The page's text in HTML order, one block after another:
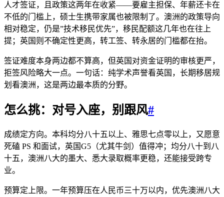
人才签证，且政策这两年在收紧——要雇主担保、年薪还卡在
不低的门槛上，硕士生携带家属也被限制了。澳洲的政策导向
相对稳定，仍是”技术移民优先”，移民配额这几年也在往上
提；英国则不确定性更高，转工签、转永居的门槛都在抬。
签证难度本身两边都不算高，但英国对资金证明的审核更严，
拒签风险略大一点。一句话：纯学术声誉看英国，长期移居规
划看澳洲，这是两边最本质的分野。
怎么挑：对号入座，别跟风#
成绩定方向。本科均分八十五以上、雅思七点零以上，又愿意
死磕 PS 和面试，英国G5（尤其牛剑）值得冲；均分八十到八
十五，澳洲八大的墨大、悉大录取概率更稳，还能接受跨专
业。
预算定上限。一年预算压在人民币三十万以内，优先澳洲八大